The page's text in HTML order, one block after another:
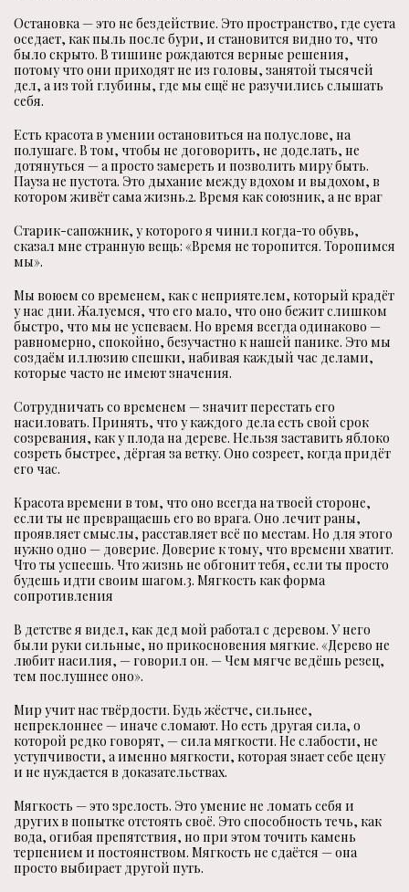
Остановка — это не бездействие. Это пространство, где суета
оседает, как пыль после бури, и становится видно то, что
было скрыто. В тишине рождаются верные решения,
потому что они приходят не из головы, занятой тысячей
дел, а из той глубины, где мы ещё не разучились слышать
себя.
Есть красота в умении остановиться на полуслове, на
полушаге. В том, чтобы не договорить, не доделать, не
дотянуться — а просто замереть и позволить миру быть.
Пауза не пустота. Это дыхание между вдохом и выдохом, в
котором живёт сама жизнь.2. Время как союзник, а не враг
Старик-сапожник, у которого я чинил когда-то обувь,
сказал мне странную вещь: «Время не торопится. Торопимся
мы».
Мы воюем со временем, как с неприятелем, который крадёт
у нас дни. Жалуемся, что его мало, что оно бежит слишком
быстро, что мы не успеваем. Но время всегда одинаково —
равномерно, спокойно, безучастно к нашей панике. Это мы
создаём иллюзию спешки, набивая каждый час делами,
которые часто не имеют значения.
Сотрудничать со временем — значит перестать его
насиловать. Принять, что у каждого дела есть свой срок
созревания, как у плода на дереве. Нельзя заставить яблоко
созреть быстрее, дёргая за ветку. Оно созреет, когда придёт
его час.
Красота времени в том, что оно всегда на твоей стороне,
если ты не превращаешь его во врага. Оно лечит раны,
проявляет смыслы, расставляет всё по местам. Но для этого
нужно одно — доверие. Доверие к тому, что времени хватит.
Что ты успеешь. Что жизнь не обгонит тебя, если ты просто
будешь идти своим шагом.3. Мягкость как форма
сопротивления
В детстве я видел, как дед мой работал с деревом. У него
были руки сильные, но прикосновения мягкие. «Дерево не
любит насилия, — говорил он. — Чем мягче ведёшь резец,
тем послушнее оно».
Мир учит нас твёрдости. Будь жёстче, сильнее,
непреклоннее — иначе сломают. Но есть другая сила, о
которой редко говорят, — сила мягкости. Не слабости, не
уступчивости, а именно мягкости, которая знает себе цену
и не нуждается в доказательствах.
Мягкость — это зрелость. Это умение не ломать себя и
других в попытке отстоять своё. Это способность течь, как
вода, огибая препятствия, но при этом точить камень
терпением и постоянством. Мягкость не сдаётся — она
просто выбирает другой путь.